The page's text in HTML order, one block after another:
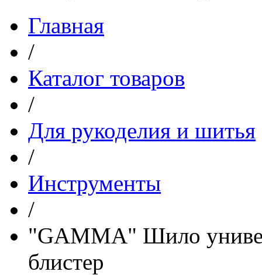
Главная
/
Каталог товаров
/
Для рукоделия и шитья
/
Инструменты
/
"GAMMA" Шило
блистер